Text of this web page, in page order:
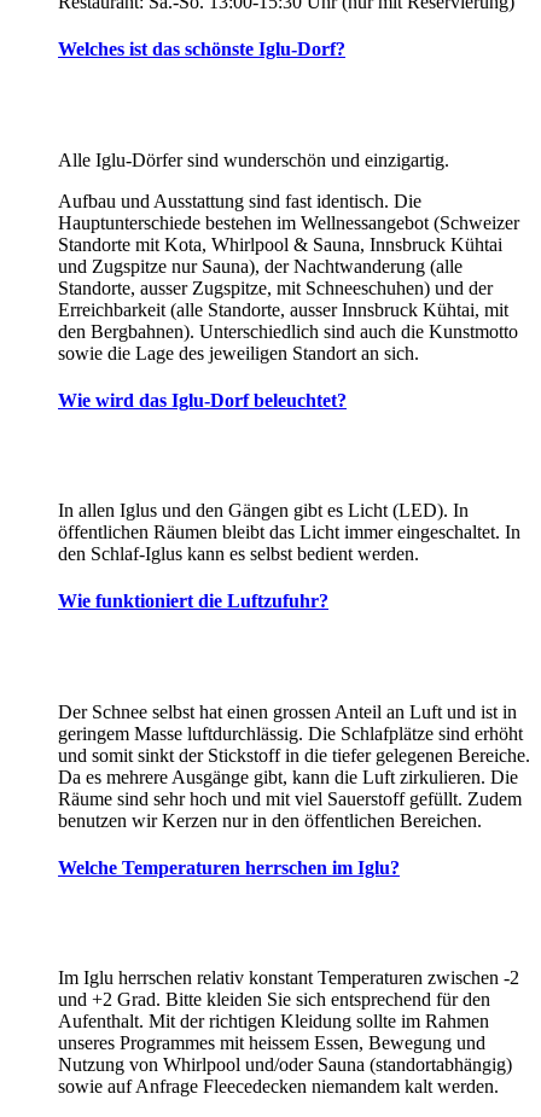
Welches ist das schönste Iglu-Dorf?
Alle Iglu-Dörfer sind wunderschön und einzigartig.
Aufbau und Ausstattung sind fast identisch. Die
Hauptunterschiede bestehen im Wellnessangebot (Schweizer
Standorte mit Kota, Whirlpool & Sauna, Innsbruck Kühtai
und Zugspitze nur Sauna), der Nachtwanderung (alle
Standorte, ausser Zugspitze, mit Schneeschuhen) und der
Erreichbarkeit (alle Standorte, ausser Innsbruck Kühtai, mit
den Bergbahnen). Unterschiedlich sind auch die Kunstmotto
sowie die Lage des jeweiligen Standort an sich.
Wie wird das Iglu-Dorf beleuchtet?
In allen Iglus und den Gängen gibt es Licht (LED). In
öffentlichen Räumen bleibt das Licht immer eingeschaltet. In
den Schlaf-Iglus kann es selbst bedient werden.
Wie funktioniert die Luftzufuhr?
Der Schnee selbst hat einen grossen Anteil an Luft und ist in
geringem Masse luftdurchlässig. Die Schlafplätze sind erhöht
und somit sinkt der Stickstoff in die tiefer gelegenen Bereiche.
Da es mehrere Ausgänge gibt, kann die Luft zirkulieren. Die
Räume sind sehr hoch und mit viel Sauerstoff gefüllt. Zudem
benutzen wir Kerzen nur in den öffentlichen Bereichen.
Welche Temperaturen herrschen im Iglu?
Im Iglu herrschen relativ konstant Temperaturen zwischen -2
und +2 Grad. Bitte kleiden Sie sich entsprechend für den
Aufenthalt. Mit der richtigen Kleidung sollte im Rahmen
unseres Programmes mit heissem Essen, Bewegung und
Nutzung von Whirlpool und/oder Sauna (standortabhängig)
sowie auf Anfrage Fleecedecken niemandem kalt werden.